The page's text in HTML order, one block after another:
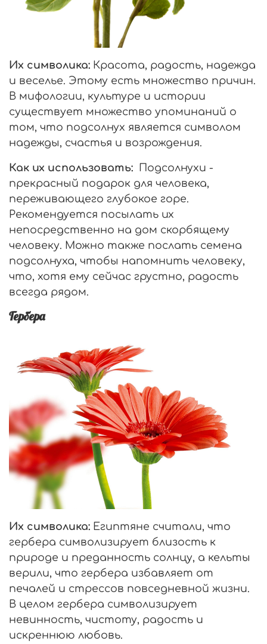
Их символика: Красота, радость, надежда
и веселье. Этому есть множество причин.
В мифологии, культуре и истории
существует множество упоминаний о
том, что подсолнух является символом
надежды, счастья и возрождения.
Как их использовать: Подсолнухи -
прекрасный подарок для человека,
переживающего глубокое горе.
Рекомендуется посылать их
непосредственно на дом скорбящему
человеку. Можно также послать семена
подсолнуха, чтобы напомнить человеку,
что, хотя ему сейчас грустно, радость
всегда рядом.
Гербера
Их символика: Египтяне считали, что
гербера символизирует близость к
природе и преданность солнцу, а кельты
верили, что гербера избавляет от
печалей и стрессов повседневной жизни.
В целом гербера символизирует
невинность, чистоту, радость и
искреннюю любовь.